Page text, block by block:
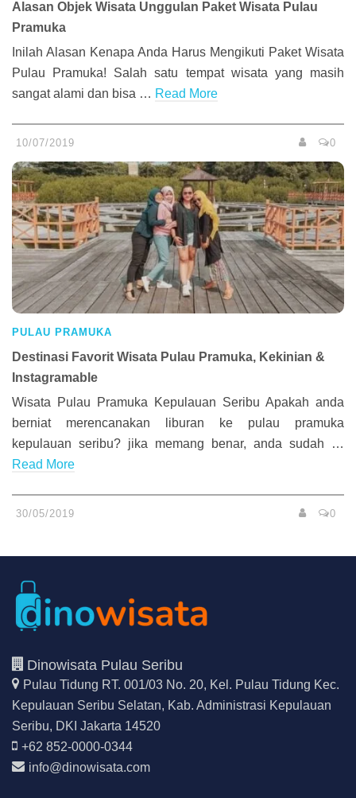
Alasan Objek Wisata Unggulan Paket Wisata Pulau
Pramuka
Inilah Alasan Kenapa Anda Harus Mengikuti Paket Wisata
Pulau Pramuka! Salah satu tempat wisata yang masih
sangat alami dan bisa … Read More
10/07/2019 0
PULAU PRAMUKA
Destinasi Favorit Wisata Pulau Pramuka, Kekinian &
Instagramable
Wisata Pulau Pramuka Kepulauan Seribu Apakah anda
berniat merencanakan liburan ke pulau pramuka
kepulauan seribu? jika memang benar, anda sudah …
Read More
30/05/2019 0
Dinowisata Pulau Seribu
Pulau Tidung RT. 001/03 No. 20, Kel. Pulau Tidung Kec.
Kepulauan Seribu Selatan, Kab. Administrasi Kepulauan
Seribu, DKI Jakarta 14520
+62 852-0000-0344
info@dinowisata.com